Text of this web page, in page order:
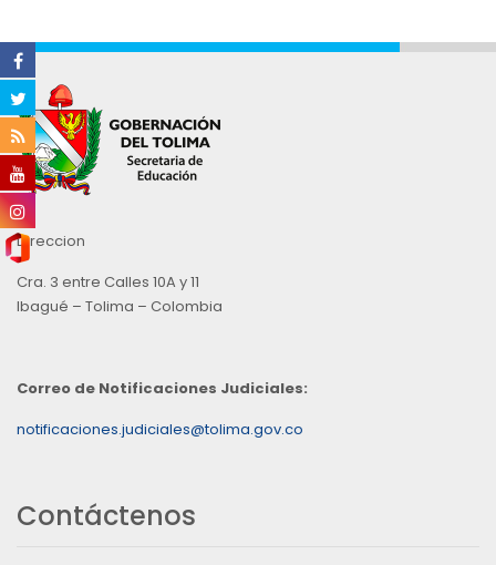
Direccion
Cra. 3 entre Calles 10A y 11
Ibagué – Tolima – Colombia
Correo de Notificaciones Judiciales:
notificaciones.judiciales@tolima.gov.co
Contáctenos